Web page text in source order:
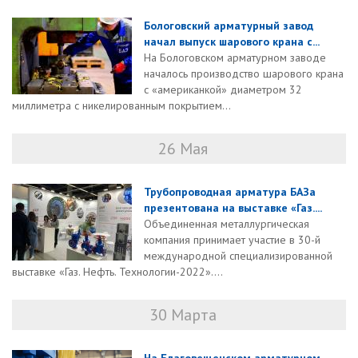
Бологовский арматурный завод
начал выпуск шарового крана с...
На Бологовском арматурном заводе
началось производство шарового крана
с «американкой» диаметром 32
миллиметра с никелированным покрытием...
26 Мая
Трубопроводная арматура БАЗа
презентована на выставке «Газ....
Объединенная металлургическая
компания принимает участие в 30-й
международной специализированной
выставке «Газ. Нефть. Технологии-2022»....
30 Марта